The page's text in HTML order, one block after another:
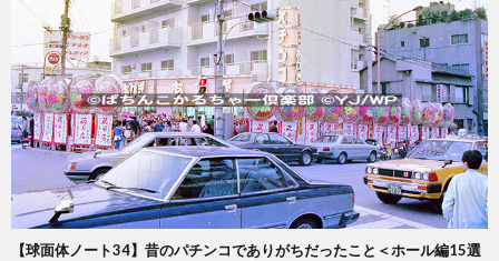
【球面体ノート34】昔のパチンコでありがちだったこと＜ホール編15選